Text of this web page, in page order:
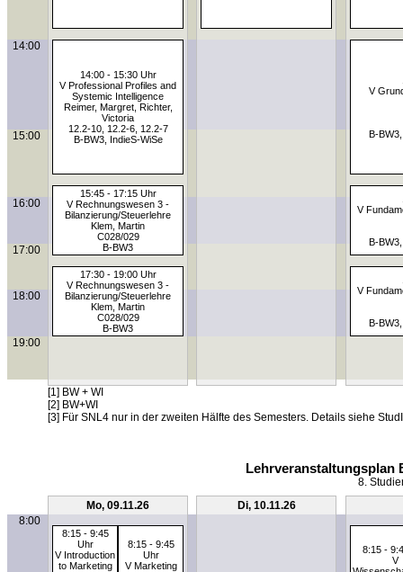
14:00
14:00 - 15:30 Uhr
V Professional Profiles and
Systemic Intelligence
Reimer, Margret, Richter,
Victoria
12.2-10, 12.2-6, 12.2-7
B-BW3, IndieS-WiSe
V
B-
15:00
15:45 - 17:15 Uhr
V Rechnungswesen 3 -
Bilanzierung/Steuerlehre
Klem, Martin
C028/029
B-BW3
V
B-
16:00
17:00
17:30 - 19:00 Uhr
V Rechnungswesen 3 -
Bilanzierung/Steuerlehre
Klem, Martin
C028/029
B-BW3
V
B-
18:00
19:00
[1] BW + WI
[2] BW+WI
[3] Für SNL4 nur in der zweiten Hälfte des Semesters. Details siehe
Lehrveranstaltungsplan
8.
Mo, 09.11.26
Di, 10.11.26
8:00
8:15 - 9:45
Uhr
V Introduction
to Marketing
8:15 - 9:45
Uhr
V Marketing
8:15 -
V